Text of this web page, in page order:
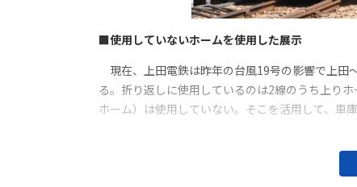
■使用していないホームを使用した展示
現在、上田電鉄は昨年の台風19号の影響で上田
る。折り返しに使用しているのは2線のうち上り
ホーム）は使用していない。そこを活用して、車